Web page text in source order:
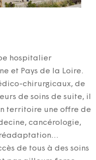
hospitalier
et Pays de la Loire.
chirurgicaux, de
de soins de suite, il
territoire une offre de
cancérologie,
réadaptation…
de tous à des soins